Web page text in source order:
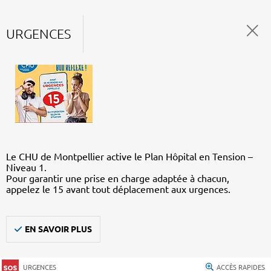
URGENCES
Le CHU de Montpellier active le Plan Hôpital en Tension –
Niveau 1.
Pour garantir une prise en charge adaptée à chacun,
appelez le 15 avant tout déplacement aux urgences.
EN SAVOIR PLUS
URGENCES ACCÈS RAPIDES